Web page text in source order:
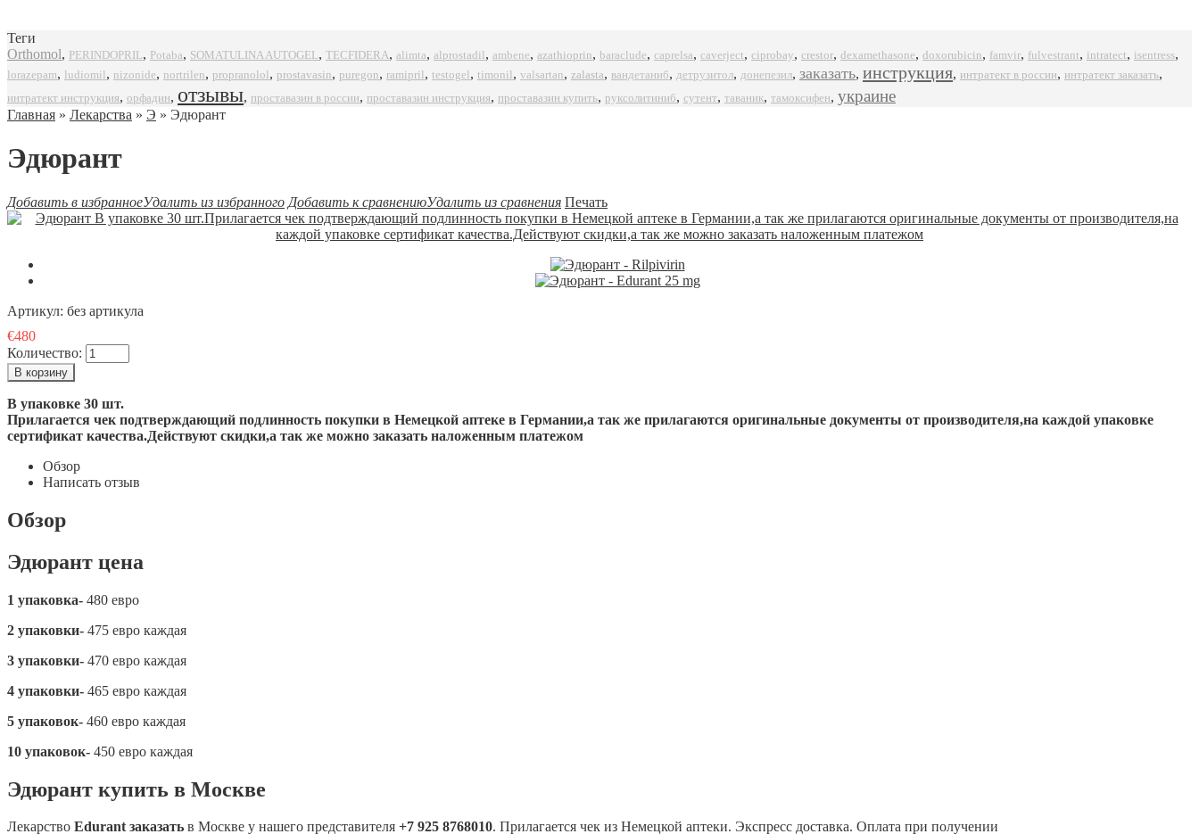
Теги
Orthomol, PERINDOPRIL, Potaba, SOMATULINA AUTOGEL, TECFIDERA, alimta, alprostadil, ambene, azathioprin, baraclude, caprelsa, caverject, ciprobay, crestor, dexamethasone, doxorubicin, famvir, fulvestrant, intratect, isentress,
lorazepam, ludiomil , nizonide, nortrilen, propranolol, prostavasin, puregon, ramipril, testogel , timonil, valsartan, zalasta, вандетаниб, детрузитол, донепезил, заказать, инструкция, интратект в россии, интратект заказать,
интратект инструкция, орфадин, отзывы, проставазин в россии, проставазин инструкция, проставазин купить, руксолитиниб, сутент, таваник, тамоксифен, украине
Главная » Лекарства » Э » Эдюрант
Эдюрант
Добавить в избранноеУдалить из избранного Добавить к сравнениюУдалить из сравнения Печать
Артикул: без артикула
€480
Количество:
В упаковке 30 шт.
Прилагается чек подтверждающий подлинность покупки в Немецкой аптеке в Германии,а так же прилагаются оригинальные документы от производителя,на каждой упаковке
сертификат качества.Действуют скидки,а так же можно заказать наложенным платежом
Обзор
Написать отзыв
Обзор
Эдюрант цена
1 упаковка- 480 евро
2 упаковки- 475 евро каждая
3 упаковки- 470 евро каждая
4 упаковки- 465 евро каждая
5 упаковок- 460 евро каждая
10 упаковок- 450 евро каждая
Эдюрант купить в Москве
Лекарство Edurant заказать в Москве у нашего представителя +7 925 8768010. Прилагается чек из Немецкой аптеки. Экспресс доставка. Оплата при получении